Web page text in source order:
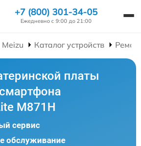
+7 (800) 301-34-05
Ежедневно с 9:00 до 21:00
Каталог устройств
платы
M871H
сервис
обслуживание